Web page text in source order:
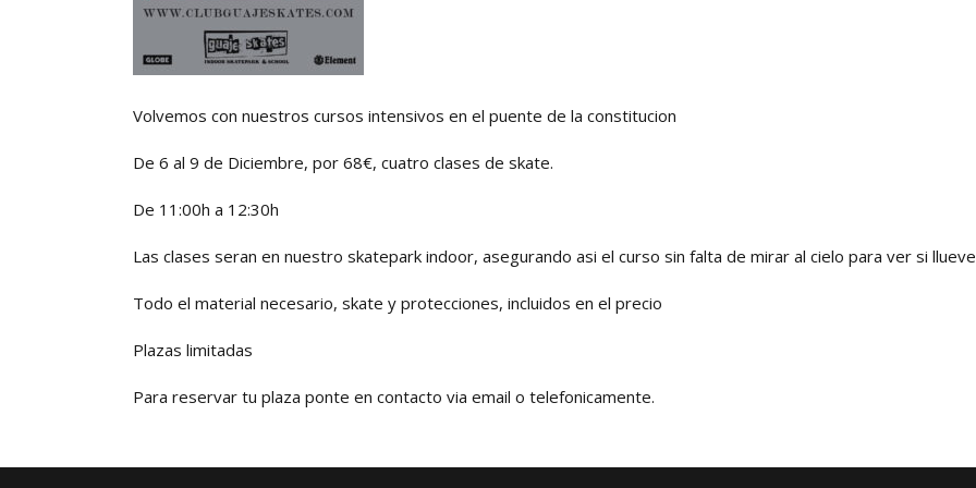
Volvemos con nuestros cursos intensivos en el puente de la constitucion
De 6 al 9 de Diciembre, por 68€, cuatro clases de skate.
De 11:00h a 12:30h
Las clases seran en nuestro skatepark indoor, asegurando asi el curso sin falta de mirar al cielo para ver si
Todo el material necesario, skate y protecciones, incluidos en el precio
Plazas limitadas
Para reservar tu plaza ponte en contacto via email o telefonicamente.